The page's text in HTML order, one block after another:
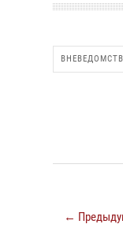
←